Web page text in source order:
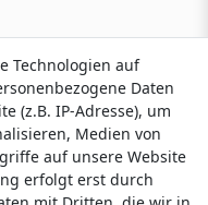
Technologien auf
Daten
(z.B. IP-Adresse), um
Medien von
auf unsere Website
erfolgt erst durch
Technologien auf
Daten
(z.B. IP-Adresse), um
Medien von
auf unsere Website
erfolgt erst durch